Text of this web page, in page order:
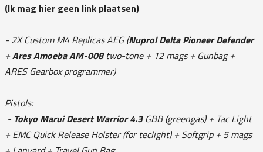
(Ik mag hier geen link plaatsen)
- 2X Custom M4 Replicas AEG (Nuprol Delta Pioneer Defender
+Ares Amoeba AM-008two-tone + 12 mags + Gunbag +
ARES Gearbox programmer)
Pistols:
- Tokyo Marui Desert Warrior 4.3GBB (greengas) + Tac Light
+ EMC Quick Release Holster (for teclight) + Softgrip + 5 mags